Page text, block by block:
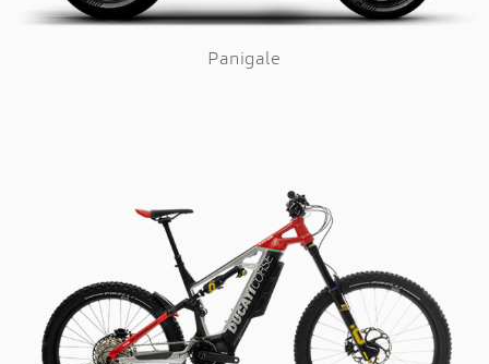
Panigale